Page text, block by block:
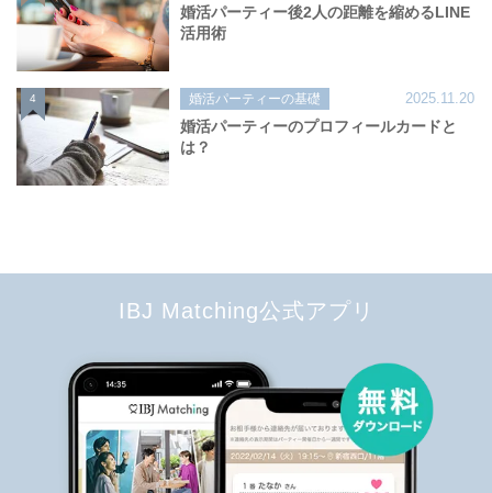
婚活パーティー後2人の距離を縮めるLINE
活用術
4 婚活パーティーの基礎 2025.11.20
婚活パーティーのプロフィールカードと
は？
IBJ Matching公式アプリ